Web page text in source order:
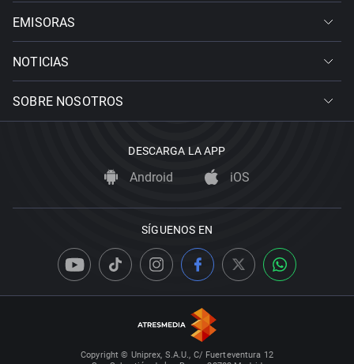
EMISORAS
NOTICIAS
SOBRE NOSOTROS
DESCARGA LA APP
Android iOS
SÍGUENOS EN
Copyright © Uniprex, S.A.U., C/ Fuerteventura 12